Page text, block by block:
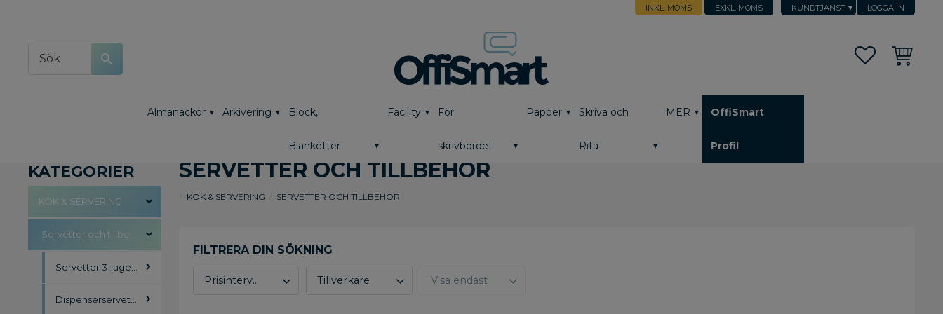
KUNDTJÄNST LOGGA IN
INKL. MOMS EXKL. MOMS
FavoriterKundvagn
Almanackor Arkivering Block,
Blanketter
Facility För
skrivbordet
Papper Skriva och
Rita
MER OffiSmart
Profil
SERVETTER OCH TILLBEHÖR
KÖK & SERVERING SERVETTER OCH TILLBEHÖR
Prisintervall Tillverkare Visa endast
KATEGORIER
KÖK & SERVERING
Servetter och tillbehör
Servetter 3-lagers Tissue
Dispenserservetter